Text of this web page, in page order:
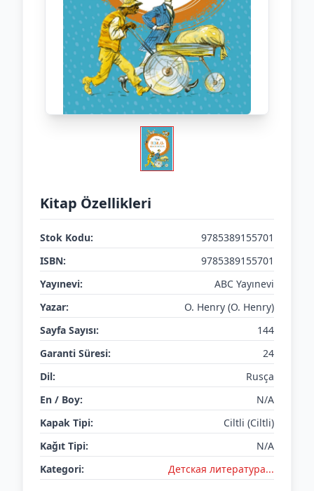
Kitap Özellikleri
Stok Kodu:
9785389155701
ISBN:
9785389155701
Yayınevi:
ABC Yayınevi
Yazar:
O. Henry (O. Henry)
Sayfa Sayısı:
144
Garanti Süresi:
24
Dil:
Rusça
En / Boy:
N/A
Kapak Tipi:
Ciltli (Ciltli)
Kağıt Tipi:
N/A
Kategori:
Детская литератураㅤㅤㅤ...